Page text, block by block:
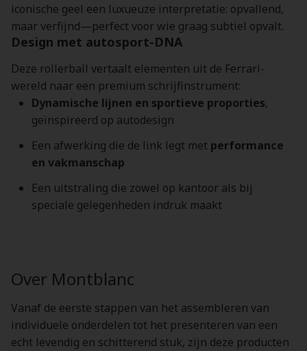
iconische geel een luxueuze interpretatie: opvallend,
maar verfijnd—perfect voor wie graag subtiel opvalt.
Design met autosport-DNA
Deze rollerball vertaalt elementen uit de Ferrari-
wereld naar een premium schrijfinstrument:
Dynamische lijnen en sportieve proporties,
geïnspireerd op autodesign
Een afwerking die de link legt met performance
en vakmanschap
Een uitstraling die zowel op kantoor als bij
speciale gelegenheden indruk maakt
Over Montblanc
Vanaf de eerste stappen van het assembleren van
individuele onderdelen tot het presenteren van een
echt levendig en schitterend stuk, zijn deze producten